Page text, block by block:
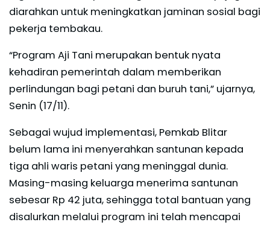
diarahkan untuk meningkatkan jaminan sosial bagi
pekerja tembakau.
“Program Aji Tani merupakan bentuk nyata
kehadiran pemerintah dalam memberikan
perlindungan bagi petani dan buruh tani,” ujarnya,
Senin (17/11).
Sebagai wujud implementasi, Pemkab Blitar
belum lama ini menyerahkan santunan kepada
tiga ahli waris petani yang meninggal dunia.
Masing-masing keluarga menerima santunan
sebesar Rp 42 juta, sehingga total bantuan yang
disalurkan melalui program ini telah mencapai